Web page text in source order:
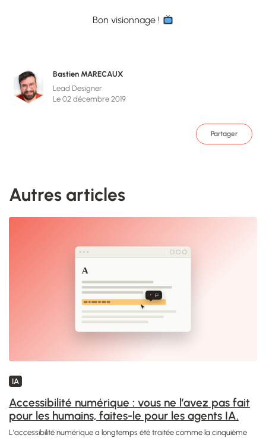
Bon visionnage !
Bastien MARECAUX
Lead Designer
Le 02 décembre 2019
Partager
Autres articles
IA
Accessibilité numérique : vous ne l’avez pas fait
pour les humains, faites-le pour les agents IA.
L'accessibilité numérique a longtemps été traitée comme la cinquième